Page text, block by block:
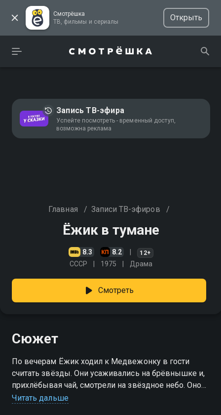
Смотрёшка
ТВ, фильмы и сериалы
Открыть
Запись ТВ-эфира
Успейте посмотреть - временный доступ,
возможна реклама
Главная / Записи ТВ-эфиров /
Ёжик в тумане
8.3 8.2 12+
СССР 1975 Драма
Смотреть
Сюжет
По вечерам Ёжик ходил к Медвежонку в гости
считать звёзды. Они усаживались на брёвнышке и,
прихлёбывая чай, смотрели на звёздное небо. Оно
висело над крышей, прямо за печной трубой. Справа
Читать дальше